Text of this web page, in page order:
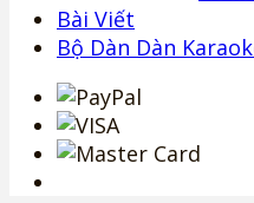
Bài Viết
Bộ Dàn Dàn